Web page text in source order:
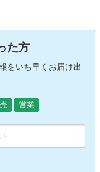
た方
をいち早くお届け出
営業